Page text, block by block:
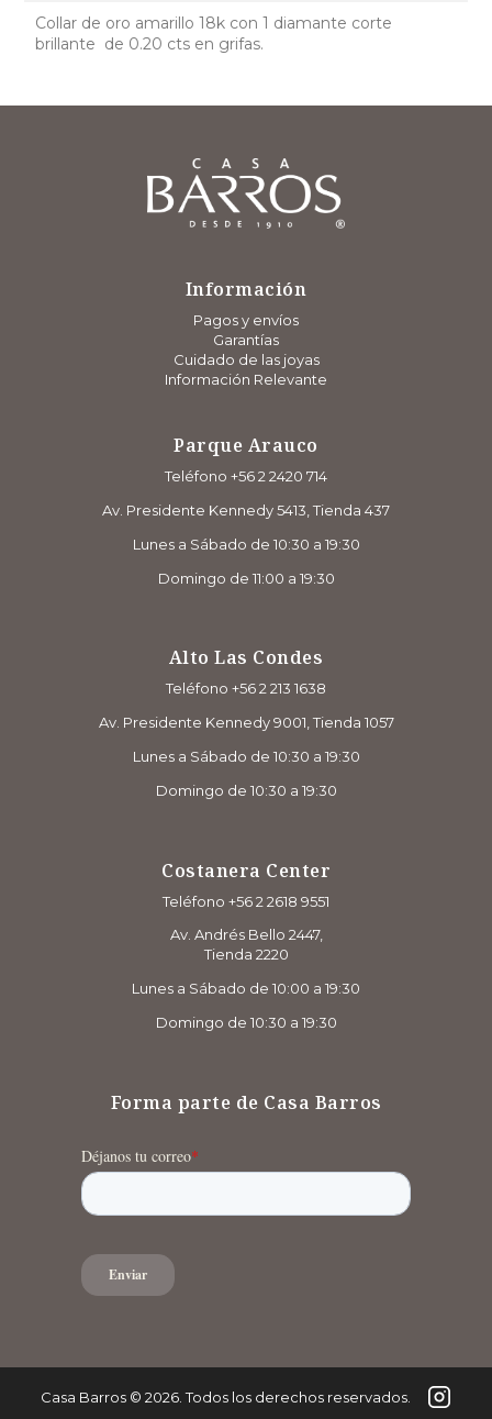
Collar de oro amarillo 18k con 1 diamante corte
brillante de 0.20 cts en grifas.
Información
Pagos y envíos
Garantías
Cuidado de las joyas
Información Relevante
Parque Arauco
Teléfono +56 2 2420 714
Av. Presidente Kennedy 5413, Tienda 437
Lunes a Sábado de 10:30 a 19:30
Domingo de 11:00 a 19:30
Alto Las Condes
Teléfono +56 2 213 1638
Av. Presidente Kennedy 9001, Tienda 1057
Lunes a Sábado de 10:30 a 19:30
Domingo de 10:30 a 19:30
Costanera Center
Teléfono +56 2 2618 9551
Av. Andrés Bello 2447,
Tienda 2220
Lunes a Sábado de 10:00 a 19:30
Domingo de 10:30 a 19:30
Forma parte de Casa Barros
Casa Barros© 2026. Todos los derechos reservados.